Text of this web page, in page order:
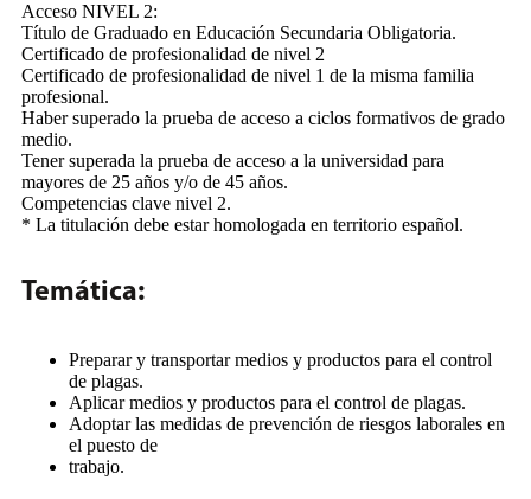
Acceso NIVEL 2:
Título de Graduado en Educación Secundaria Obligatoria.
Certificado de profesionalidad de nivel 2
Certificado de profesionalidad de nivel 1 de la misma familia
profesional.
Haber superado la prueba de acceso a ciclos formativos de grado
medio.
Tener superada la prueba de acceso a la universidad para
mayores de 25 años y/o de 45 años.
Competencias clave nivel 2.
* La titulación debe estar homologada en territorio español.
Temática:
Preparar y transportar medios y productos para el control
de plagas.
Aplicar medios y productos para el control de plagas.
Adoptar las medidas de prevención de riesgos laborales en
el puesto de
trabajo.